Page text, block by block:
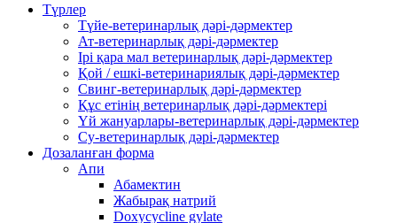
Түрлер
Түйе-ветеринарлық дәрі-дәрмектер
Ат-ветеринарлық дәрі-дәрмектер
Ірі қара мал ветеринарлық дәрі-дәрмектер
Қой / ешкі-ветеринариялық дәрі-дәрмектер
Свинг-ветеринарлық дәрі-дәрмектер
Құс етінің ветеринарлық дәрі-дәрмектері
Үй жануарлары-ветеринарлық дәрі-дәрмектер
Су-ветеринарлық дәрі-дәрмектер
Дозаланған форма
Апи
Абамектин
Жабырақ натрий
Doxycycline gylate